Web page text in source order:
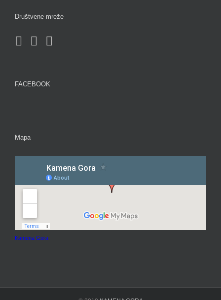
Društvene mreže
FACEBOOK
Mapa
Kamena Gora